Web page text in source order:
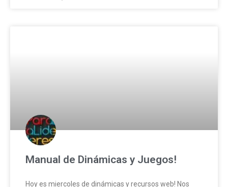
Manual de Dinámicas y Juegos!
Hoy es miercoles de dinámicas y recursos web! Nos